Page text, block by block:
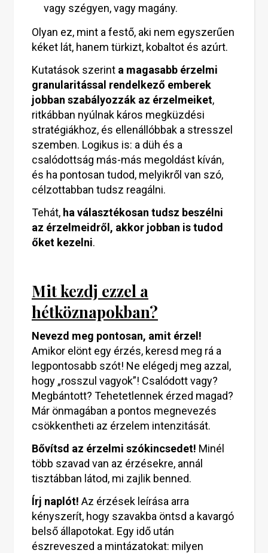
vagy szégyen, vagy magány.
Olyan ez, mint a festő, aki nem egyszerűen
kéket lát, hanem türkizt, kobaltot és azúrt.
Kutatások szerint a magasabb érzelmi
granularitással rendelkező emberek
jobban szabályozzák az érzelmeiket,
ritkábban nyúlnak káros megküzdési
stratégiákhoz, és ellenállóbbak a stresszel
szemben. Logikus is: a düh és a
csalódottság más-más megoldást kíván,
és ha pontosan tudod, melyikről van szó,
célzottabban tudsz reagálni.
Tehát, ha választékosan tudsz beszélni
az érzelmeidről, akkor jobban is tudod
őket kezelni.
Mit kezdj ezzel a
hétköznapokban?
Nevezd meg pontosan, amit érzel!
Amikor elönt egy érzés, keresd meg rá a
legpontosabb szót! Ne elégedj meg azzal,
hogy „rosszul vagyok”! Csalódott vagy?
Megbántott? Tehetetlennek érzed magad?
Már önmagában a pontos megnevezés
csökkentheti az érzelem intenzitását.
Bővítsd az érzelmi szókincsedet! Minél
több szavad van az érzésekre, annál
tisztábban látod, mi zajlik benned.
Írj naplót! Az érzések leírása arra
kényszerít, hogy szavakba öntsd a kavargó
belső állapotokat. Egy idő után
észreveszed a mintázatokat: milyen